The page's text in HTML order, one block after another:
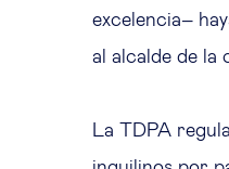
excelencia–
al alcalde de la
La TDPA